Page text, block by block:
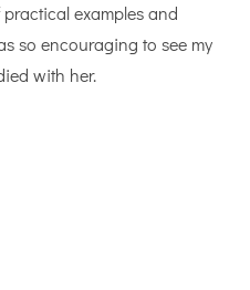
practical examples and
so encouraging to see my
with her.